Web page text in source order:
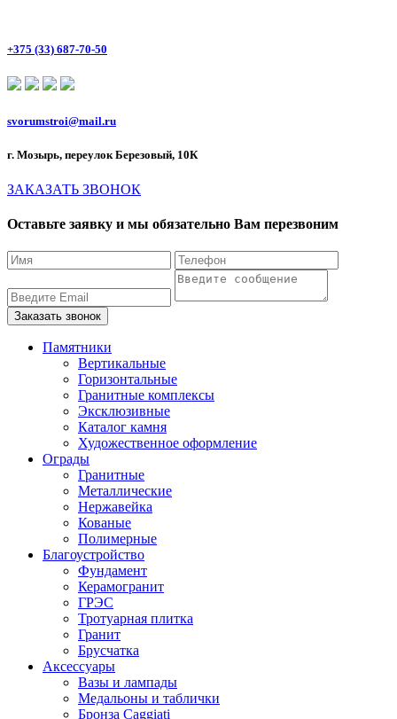
+375 (33) 687-70-50
svorumstroi@mail.ru
г. Мозырь, переулок Березовый, 10К
ЗАКАЗАТЬ ЗВОНОК
Оставьте заявку и мы обязательно Вам перезвоним
Памятники
Вертикальные
Горизонтальные
Гранитные комплексы
Эксклюзивные
Каталог камня
Художественное оформление
Ограды
Гранитные
Металлические
Нержавейка
Кованые
Полимерные
Благоустройство
Фундамент
Керамогранит
ГРЭС
Тротуарная плитка
Гранит
Брусчатка
Аксессуары
Вазы и лампады
Медальоны и таблички
Бронза Caggiati